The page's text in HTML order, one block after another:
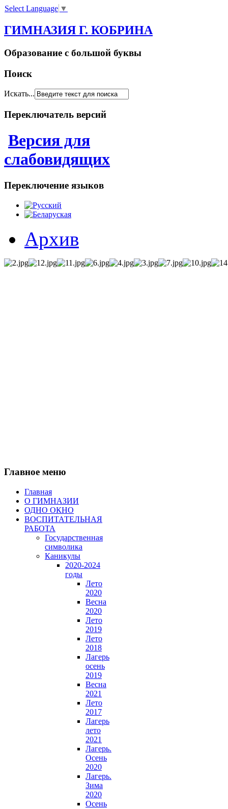
Select Language ▼
ГИМНАЗИЯ Г. КОБРИНА
Образование с большой буквы
Поиск
Искать...
Переключатель версий
Версия для
слабовидящих
Переключение языков
Архив
Главное меню
Главная
О ГИМНАЗИИ
ОДНО ОКНО
ВОСПИТАТЕЛЬНАЯ
РАБОТА
Государственная
символика
Каникулы
2020-2024
годы
Лето
2020
Весна
2020
Лето
2019
Лето
2018
Лагерь
осень
2019
Весна
2021
Лето
2017
Лагерь
лето
2021
Лагерь.
Осень
2020
Лагерь.
Зима
2020
Осень